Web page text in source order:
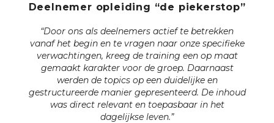
Deelnemer opleiding “de piekerstop”
“Door ons als deelnemers actief te betrekken
vanaf het begin en te vragen naar onze specifieke
verwachtingen, kreeg de training een op maat
gemaakt karakter voor de groep. Daarnaast
werden de topics op een duidelijke en
gestructureerde manier gepresenteerd. De inhoud
was direct relevant en toepasbaar in het
dagelijkse leven.”